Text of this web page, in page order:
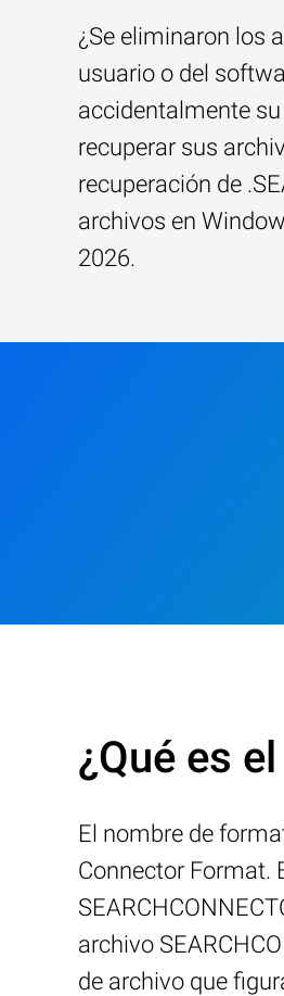
¿Se eliminaron los
usuario o del
accidentalmente
recuperar sus
recuperación de
archivos en
2026.
¿Qué es
El nombre de
Connector Format.
archivo
de archivo que